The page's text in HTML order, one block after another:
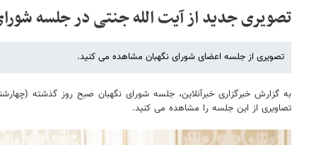
تصویری جدید از آیت الله جنتی در جلسه
تصویری از جلسه اعضای شورای نگهبان مشاهده می کنید.
تصاویری از این جلسه را مشاهده می کنید.